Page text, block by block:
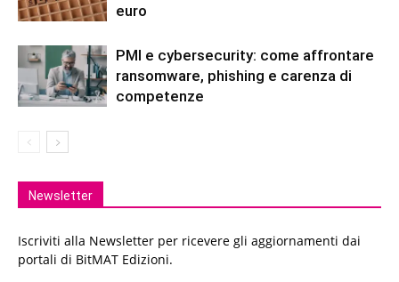
euro
PMI e cybersecurity: come affrontare
ransomware, phishing e carenza di
competenze
Newsletter
Iscriviti alla Newsletter per ricevere gli aggiornamenti dai
portali di BitMAT Edizioni.